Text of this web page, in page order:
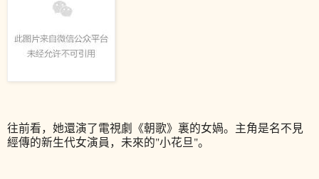
往前看，她還演了電視劇《朝歌》裏的女媧。主角是名不見
經傳的新生代女演員，未來的"小花旦"。